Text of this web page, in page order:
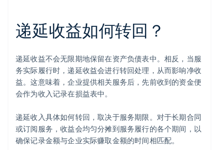
递延收益如何转回？
递延收益不会无限期地保留在资产负债表中。相反，当服
务实际履行时，递延收益会进行转回处理，从而影响净收
益。这意味着，企业提供相关服务后，先前收到的资金便
会作为收入记录在损益表中。
递延收入具体如何转回，取决于服务期限。对于长期合同
或订阅服务，收益会均匀分摊到服务履行的各个期间，以
确保记录金额与企业实际赚取金额的时间相匹配。